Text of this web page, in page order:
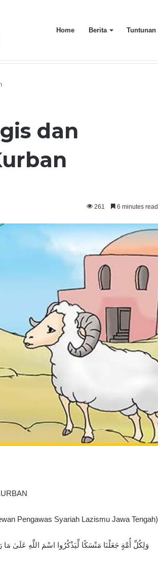
Home Berita Tuntunan
dan
261 6 minutes read
Pengawas Syariah Lazismu Jawa Tengah)
وَلِكُلِّ أُمَّةٍ جَعَلْنَا مَنْسَكًا لِّيَذْكُرُوا اسْمَ اللَّهِ عَلَىٰ مَا